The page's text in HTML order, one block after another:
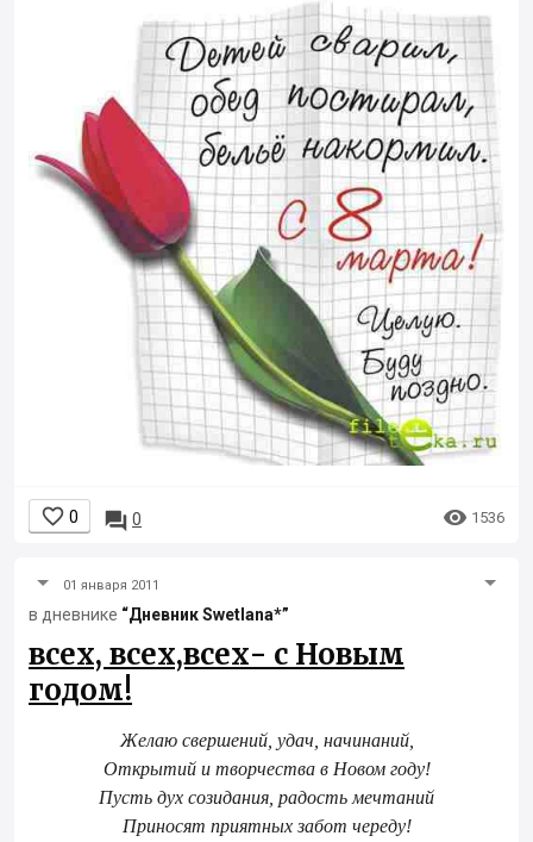
 0  0  1536
01 января 2011
в дневнике “Дневник Swetlana*”
всех, всех,всех- с Новым
годом!
Желаю свершений, удач, начинаний,
Открытий и творчества в Новом году!
Пусть дух созидания, радость мечтаний
Приносят приятных забот череду!